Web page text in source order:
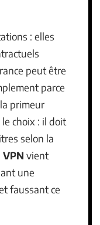
: elles
peut être
parce
primeur
choix : il doit
selon la
VPN vient
une
faussant ce